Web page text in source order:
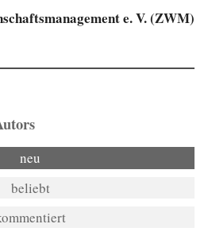
e. V. (ZWM)
neu
beliebt